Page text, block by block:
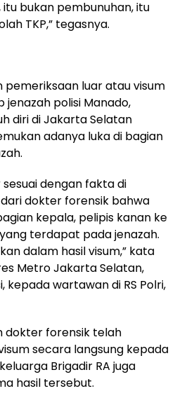
bukan pembunuhan, itu
TKP,” tegasnya.
pemeriksaan luar atau visum
polisi Manado,
diri di Jakarta Selatan
adanya luka di bagian
sesuai dengan fakta di
dokter forensik bahwa
kepala, pelipis kanan ke
terdapat pada jenazah.
dalam hasil visum,” kata
Metro Jakarta Selatan,
kepada wartawan di RS Polri,
dokter forensik telah
secara langsung kepada
Brigadir RA juga
hasil tersebut.